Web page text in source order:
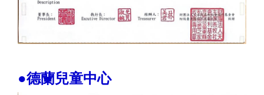
●德蘭兒童中心